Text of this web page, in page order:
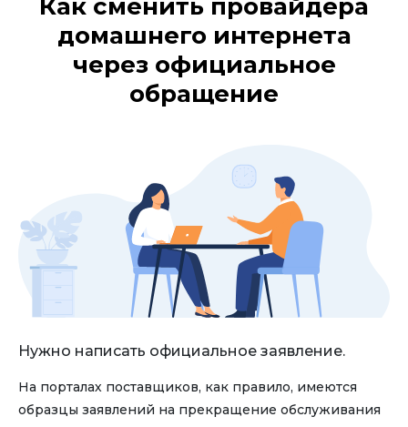
Как сменить провайдера
домашнего интернета
через официальное
обращение
Нужно написать официальное заявление.
На порталах поставщиков, как правило, имеются
образцы заявлений на прекращение обслуживания